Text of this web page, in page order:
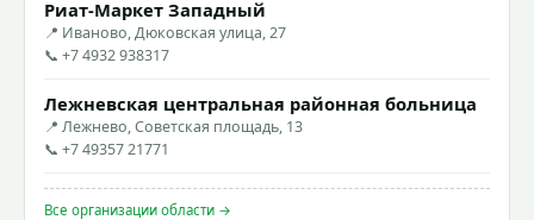
Риат-Маркет Западный
📍 Иваново, Дюковская улица, 27
📞 +7 4932 938317
Лежневская центральная районная больница
📍 Лежнево, Советская площадь, 13
📞 +7 49357 21771
Все организации области →